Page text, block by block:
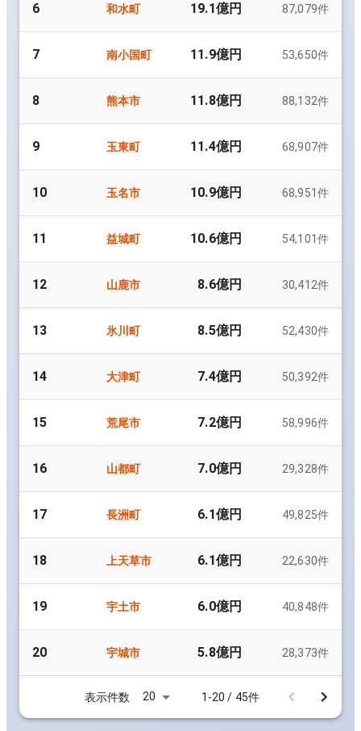
6 和水町 19.1億円 87,079件
7 南小国町 11.9億円 53,650件
8 熊本市 11.8億円 88,132件
9 玉東町 11.4億円 68,907件
10 玉名市 10.9億円 68,951 件
11 益城町 10.6億円 54,101 件
12 山鹿市 8.6億円 30,412件
13 氷川町 8.5億円 52,430件
14 大津町 7.4億円 50,392件
15 荒尾市 7.2億円 58,996件
16 山都町 7.0億円 29,328件
17 長洲町 6.1億円 49,825件
18 上天草市 6.1億円 22,630件
19 宇土市 6.0億円 40,848件
20 宇城市 5.8億円 28,373件
表示件数 20 1-20 / 45件